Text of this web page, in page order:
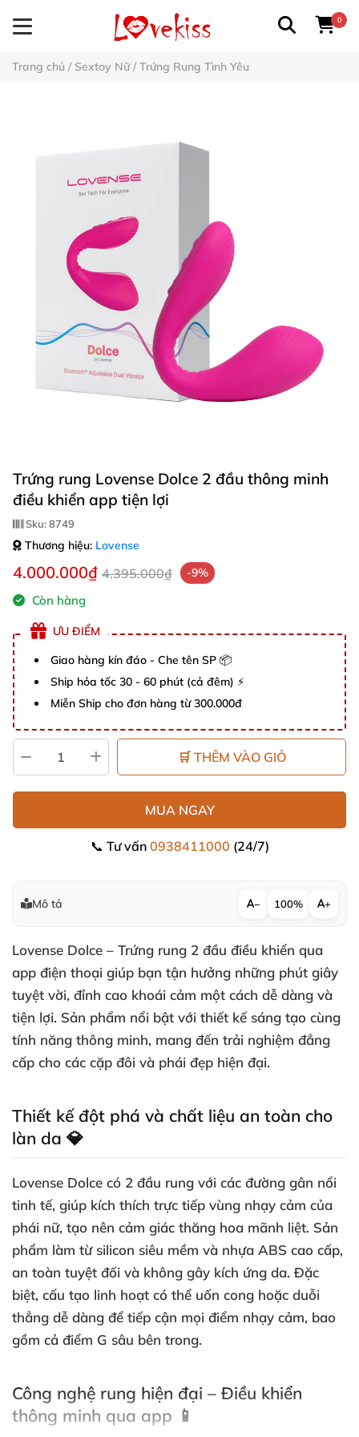
0
Trang chủ / Sextoy Nữ/ Trứng Rung Tình Yêu
Trứng rung Lovense Dolce 2 đầu thông minh
điều khiển app tiện lợi
Sku:8749
Thương hiệu: Lovense
4.000.000₫ 4.395.000₫ -9%
Còn hàng
ƯU ĐIỂM
Giao hàng kín đáo - Che tên SP 📦
Ship hỏa tốc 30 - 60 phút (cả đêm) ⚡
Miễn Ship cho đơn hàng từ 300.000đ
🛒 THÊM VÀO GIỎ
MUA NGAY
📞 Tư vấn 0938411000 (24/7)
Mô tả − 100% +
Lovense Dolce – Trứng rung 2 đầu điều khiển qua
app điện thoại giúp bạn tận hưởng những phút giây
tuyệt vời, đỉnh cao khoái cảm một cách dễ dàng và
tiện lợi. Sản phẩm nổi bật với thiết kế sáng tạo cùng
tính năng thông minh, mang đến trải nghiệm đẳng
cấp cho các cặp đôi và phái đẹp hiện đại.
Thiết kế đột phá và chất liệu an toàn cho
làn da 💎
Lovense Dolce có 2 đầu rung với các đường gân nổi
tinh tế, giúp kích thích trực tiếp vùng nhạy cảm của
phái nữ, tạo nên cảm giác thăng hoa mãnh liệt. Sản
phẩm làm từ silicon siêu mềm và nhựa ABS cao cấp,
an toàn tuyệt đối và không gây kích ứng da. Đặc
biệt, cấu tạo linh hoạt có thể uốn cong hoặc duỗi
thẳng dễ dàng để tiếp cận mọi điểm nhạy cảm, bao
gồm cả điểm G sâu bên trong.
Công nghệ rung hiện đại – Điều khiển
thông minh qua app 📱